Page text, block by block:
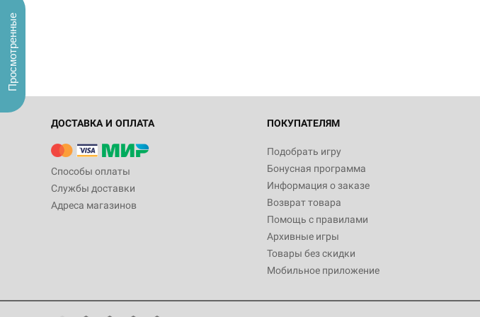
ДОСТАВКА И ОПЛАТА
Способы оплаты
Службы доставки
Адреса магазинов
ПОКУПАТЕЛЯМ
Подобрать игру
Бонусная программа
Информация о заказе
Возврат товара
Помощь с правилами
Архивные игры
Товары без скидки
Мобильное приложение
Просмотренные